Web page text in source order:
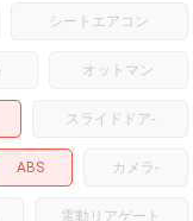
シートエアコン
オットマン
スライドドア-
ABS カメラ-
電動リアゲート